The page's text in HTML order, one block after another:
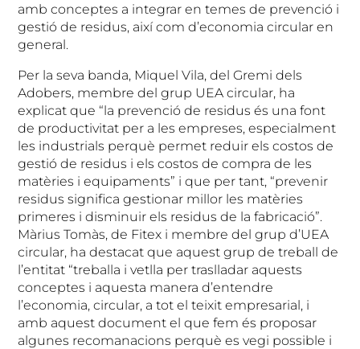
amb conceptes a integrar en temes de prevenció i
gestió de residus, així com d’economia circular en
general.
Per la seva banda, Miquel Vila, del Gremi dels
Adobers, membre del grup UEA circular, ha
explicat que “la prevenció de residus és una font
de productivitat per a les empreses, especialment
les industrials perquè permet reduir els costos de
gestió de residus i els costos de compra de les
matèries i equipaments” i que per tant, “prevenir
residus significa gestionar millor les matèries
primeres i disminuir els residus de la fabricació”.
Màrius Tomàs, de Fitex i membre del grup d’UEA
circular, ha destacat que aquest grup de treball de
l’entitat “treballa i vetlla per traslladar aquests
conceptes i aquesta manera d’entendre
l’economia, circular, a tot el teixit empresarial, i
amb aquest document el que fem és proposar
algunes recomanacions perquè es vegi possible i